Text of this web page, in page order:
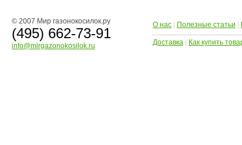
© 2007 Мир газонокосилок.ру
(495) 662-73-91
info@mirgazonokosilok.ru
О нас Полезные статьи
Доставка Как купить